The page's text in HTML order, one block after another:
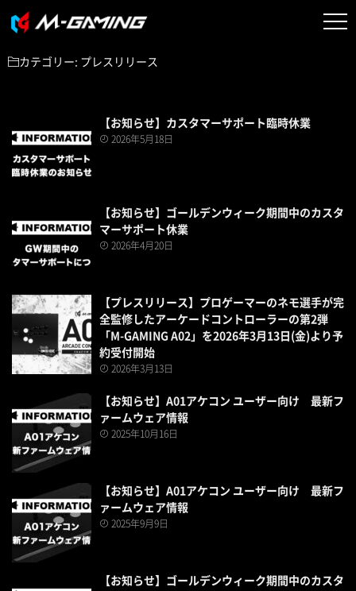
カテゴリー: プレスリリース
【お知らせ】カスタマーサポート臨時休業
2026年5月18日
【お知らせ】ゴールデンウィーク期間中のカスタ
マーサポート休業
2026年4月20日
【プレスリリース】プロゲーマーのネモ選手が完
全監修したアーケードコントローラーの第2弾
「M-GAMING A02」を2026年3月13日(金)より予
約受付開始
2026年3月13日
【お知らせ】A01アケコン ユーザー向け 最新フ
ァームウェア情報​
2025年10月16日
【お知らせ】A01アケコン ユーザー向け 最新フ
ァームウェア情報​
2025年9月9日
【お知らせ】ゴールデンウィーク期間中のカスタ